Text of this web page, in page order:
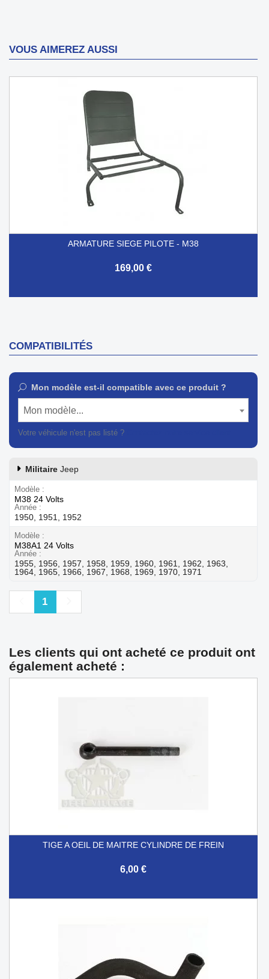
VOUS AIMEREZ AUSSI
ARMATURE SIEGE PILOTE - M38
169,00 €
COMPATIBILITÉS
Mon modèle est-il compatible avec ce produit ?
Mon modèle...
Votre véhicule n'est pas listé ?
Militaire Jeep
Modèle
M38 24 Volts
Année
1950, 1951, 1952
Modèle
M38A1 24 Volts
Année
1955, 1956, 1957, 1958, 1959, 1960, 1961, 1962, 1963,
1964, 1965, 1966, 1967, 1968, 1969, 1970, 1971
Précédent
1
Les clients qui ont acheté ce produit ont
également acheté :
TIGE A OEIL DE MAITRE CYLINDRE DE FREIN
6,00 €